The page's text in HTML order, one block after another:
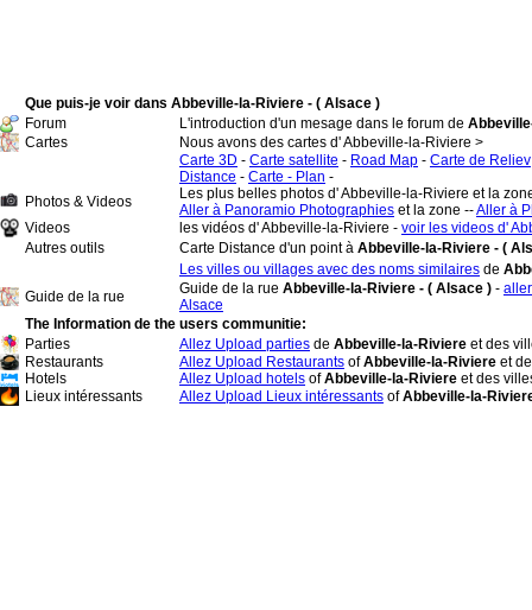
Que puis-je voir dans Abbeville-la-Riviere - ( Alsace )
Forum
L'introduction d'un mesage dans le forum de
Cartes
Nous avons des cartes d' Abbeville-la-Riviere >
Carte 3D - Carte satellite - Road Map - Carte de Reliev
Distance - Carte - Plan -
Photos & Videos
Les plus belles photos d' Abbeville-la-Riviere et la
Aller à Panoramio Photographies et la zone --Aller à
Videos
les vidéos d' Abbeville-la-Riviere - voir les videos d'
Autres outils
Carte Distance d'un point à Abbeville-la-Riviere - (
Les villes ou villages avec des noms similaires de
Guide de la rue
Guide de la rue Abbeville-la-Riviere - ( Alsace ) -
Alsace
The Information de the users communitie:
Parties
Allez Upload parties de Abbeville-la-Riviere et des
Restaurants
Allez Upload Restaurants ofAbbeville-la-Riviere et
Hotels
Allez Upload hotels ofAbbeville-la-Riviere et des
Lieux intéressants
Allez Upload Lieux intéressants ofAbbeville-la-